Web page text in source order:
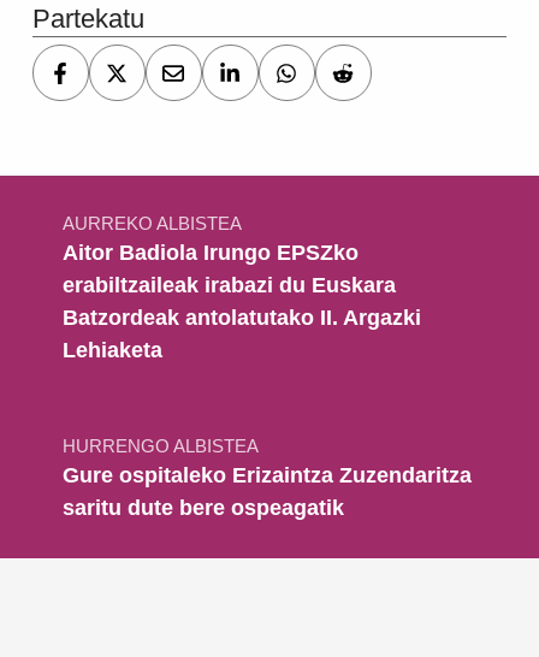
Partekatu
Bidalketetan zehar nabigatu
AURREKO ALBISTEA
Aitor Badiola Irungo EPSZko
erabiltzaileak irabazi du Euskara
Batzordeak antolatutako II. Argazki
Lehiaketa
HURRENGO ALBISTEA
Gure ospitaleko Erizaintza Zuzendaritza
saritu dute bere ospeagatik